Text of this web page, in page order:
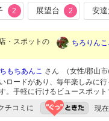
2 展望台 2 安
・スポットの
ちろりんこ
もちあんこ さん （女性/郡山市/
ロードがあり、毎年楽しみに
。手軽に行けるビュースポット
チコミに 現在